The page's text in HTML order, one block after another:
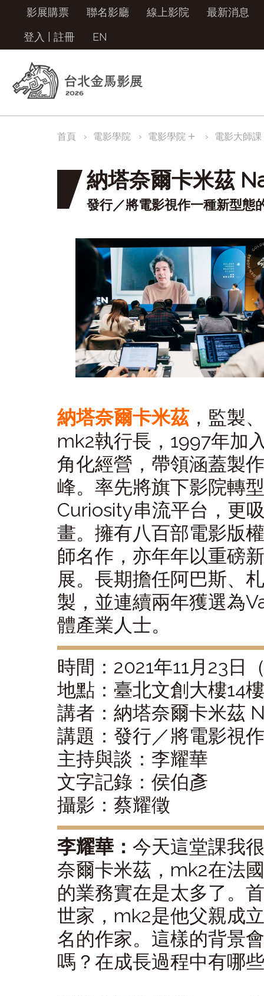
影展購票 聯名影廳 線上影院
最新消息
登入
註冊 EN
首頁 電影學院 電影學院＋ 電影大師課
納塔奈爾卡米茲
發行／將電影視作一種新型態
納塔奈爾卡米茲，監製
mk2執行長，1997年加
角化經營，帶領涵蓋製
峰。率先將旗下影院轉
Curiosity串流平台，更
畫。擁有八百部電影版
師名作，亦年年以重磅
展。長期擔任阿巴斯、
製，並連續兩年獲選為
體產業人士。
時間：2021年11月23日
地點：臺北文創大樓14
講者：納塔奈爾卡米茲
講題：發行／將電影視
主持與談：李耀華
文字記錄：侯伯彥
攝影：蔡耀徵
李耀華： 今天這堂課我
奈爾卡米茲，mk2在法
的業務實在是太多了。
世家，mk2是他父親成
名的作家。這樣的背景
嗎？在成長過程中有哪